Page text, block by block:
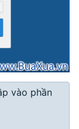
vào phần